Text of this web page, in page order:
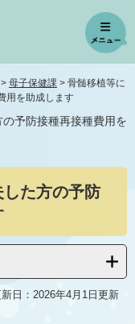
> 母子保健課 > 骨髄移植等に
用を助成します
予防接種再接種費用を
た方の予防
日：2026年4月1日更新